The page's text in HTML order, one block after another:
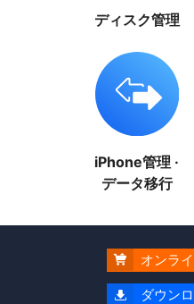
ディスク管理
iPhone管理 ·
データ移行
 オンラ
 ダウン